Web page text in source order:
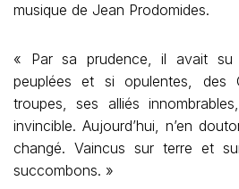
musique de Jean Prodomides.
« Par sa prudence, il avait su
peuplées et si opulentes, des
troupes, ses alliés
invincible. Aujourd’hui, n’en
changé. Vaincus sur terre et
succombons. »